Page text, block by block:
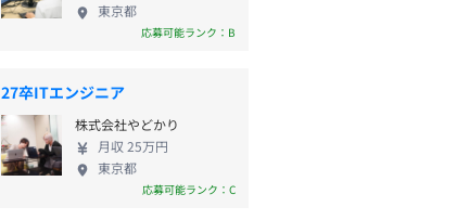
東京都
応募可能ランク：B
27卒ITエンジニア
株式会社やどかり
月収 25万円
東京都
応募可能ランク：C